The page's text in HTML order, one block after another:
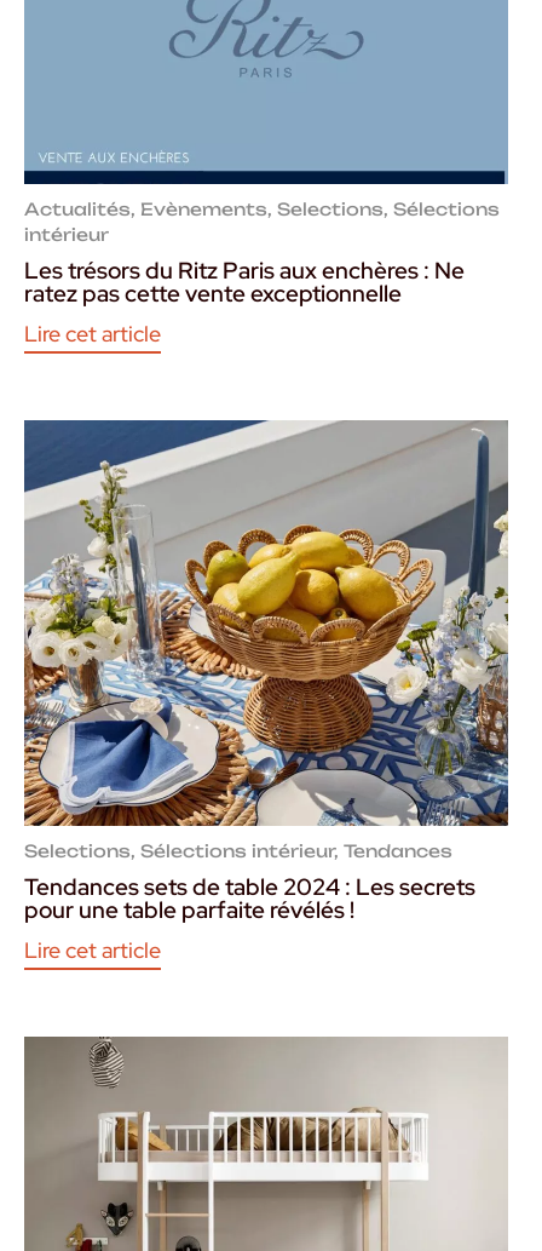
Actualités, Evènements, Selections, Sélections
intérieur
Les trésors du Ritz Paris aux enchères : Ne
ratez pas cette vente exceptionnelle
Lire cet article
Selections, Sélections intérieur, Tendances
Tendances sets de table 2024 : Les secrets
pour une table parfaite révélés !
Lire cet article